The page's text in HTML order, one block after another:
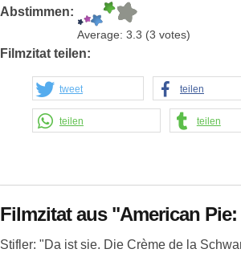
Abstimmen:
Average: 3.3 (3 votes)
Filmzitat teilen:
tweet teilen
teilen teilen
Filmzitat aus "American
Stifler: "Da ist sie. Die Crème de la